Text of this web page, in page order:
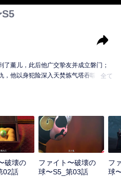
薰儿，此后他广交挚友并成立磐门；
，他以身犯险深入天焚炼气塔吞噬陨落
全て
破壊の
02話
ファイト〜破壊の
球〜S5_第03話
フ
球